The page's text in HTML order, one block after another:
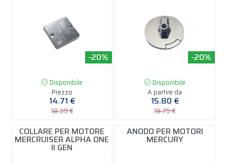
-20%
Disponibile
Prezzo
14.71 €
18.39 €
-20%
Disponibile
A partire da
15.80 €
19.75 €
COLLARE PER MOTORE
MERCRUISER ALPHA ONE
II GEN
ANODO PER MOTORI
MERCURY